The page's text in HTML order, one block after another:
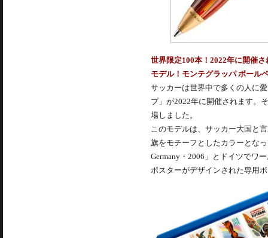
世界限定100本！2022年に開催
モデル！モンテグラッパ ボール
サッカーは世界中で多くの人に
プ」が2022年に開催されます。
場しました。
このモデルは、サッカー大国と
旗をモチーフとしたカラーとな
Germany・2006」とドイツでワ
ポスターがデザインされた専用